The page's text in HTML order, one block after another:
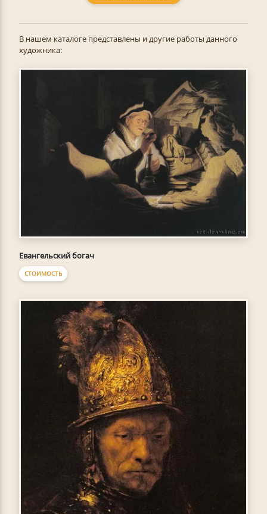
В нашем каталоге представлены и другие работы данного
художника:
Евангельский богач
СТОИМОСТЬ